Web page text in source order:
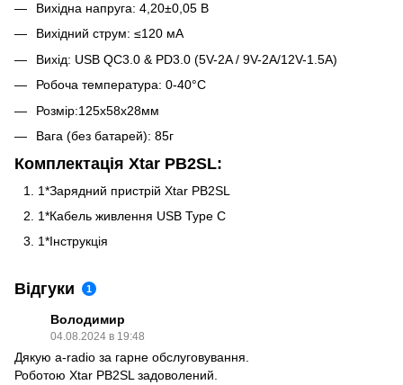
Вихідна напруга: 4,20±0,05 В
Вихідний струм: ≤120 мА
Вихід: USB QC3.0 & PD3.0 (5V-2A / 9V-2A/12V-1.5A)
Робоча температура: 0-40°C
Розмір:125х58х28мм
Вага (без батарей): 85г
Комплектація Xtar PB2SL:
1*Зарядний пристрій Xtar PB2SL
1*Кабель живлення USB Type C
1*Інструкція
Відгуки 1
Володимир
04.08.2024 в 19:48
Дякую a-radio за гарне обслуговування.
Роботою Xtar PB2SL задоволений.